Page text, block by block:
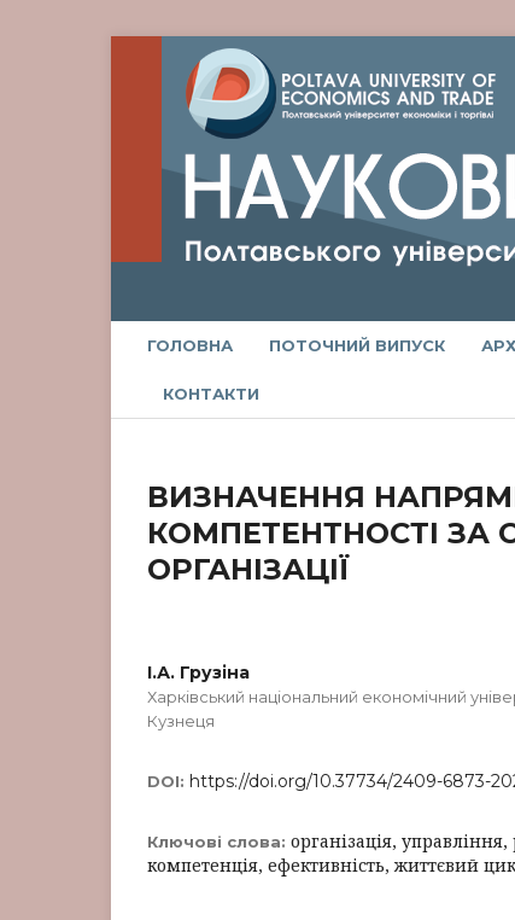
ГОЛОВНА ПОТОЧНИЙ ВИПУСК
КОНТАКТИ
ВИЗНАЧЕННЯ
КОМПЕТЕНТНОСТІ ЗА
ОРГАНІЗАЦІЇ
І.А. Грузіна
Харківський національний економічний
Кузнеця
DOI: https://doi.org/10.37734/2409-6873-
Ключові слова: організація,
компетенція, ефективність, життєвий